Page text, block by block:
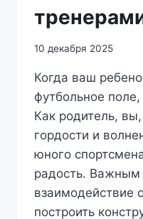
10 декабря 2025
Когда ваш
футбольное
Как родитель,
гордости и
юного
радость. Важным
взаимодействие
построить